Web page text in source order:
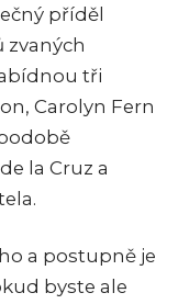
příděl
zvaných
tři
Carolyn Fern
la Cruz a
a postupně je
byste ale